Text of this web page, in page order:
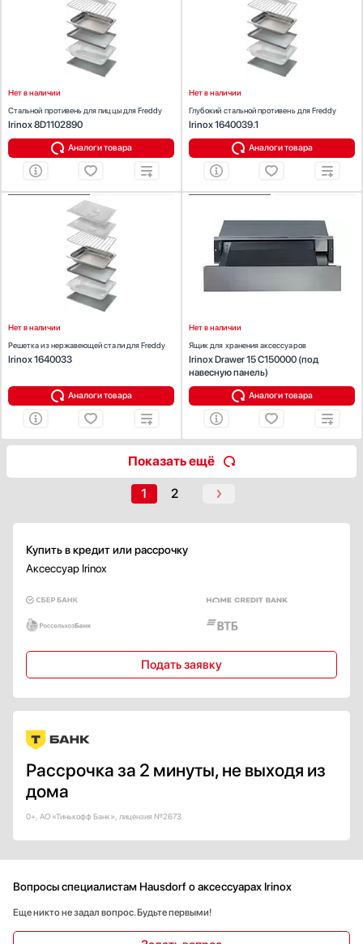
Количество (шт):
Нет в наличии
Стальной противень для пиццы для Freddy
Irinox 8D1102890
Аналоги товара
Количество (шт):
Нет в наличии
Глубокий стальной противень для Freddy
Irinox 1640039.1
Аналоги товара
ХАРАКТЕРИСТИКИ
Предназначение:
для холодильников
Количество (шт):
нержавеющая сталь
нержавеющая сталь
Нет в наличии
Решетка из нержавеющей стали для Freddy
Irinox 1640033
Аналоги товара
Предназначение:
для холодильников, для вакуумных
упаковщиков
по палитре
Нет в наличии
Ящик для хранения аксессуаров
Irinox Drawer 15 C150000 (под
навесную панель)
Аналоги товара
Показать ещё
1 2
Купить в кредит или рассрочку
Аксессуар Irinox
Подать заявку
Рассрочка за 2 минуты, не выходя из
дома
0+, АО «Тинькофф Банк», лицензия №2673
Вопросы специалистам Hausdorf о аксессуарах Irinox
Еще никто не задал вопрос. Будьте первыми!